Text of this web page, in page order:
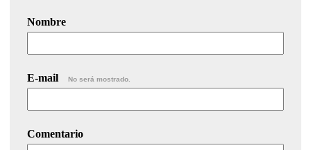
Nombre
E-mail No será mostrado.
Comentario